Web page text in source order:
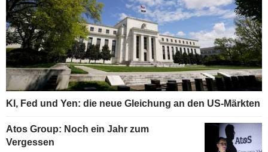
KI, Fed und Yen: die neue Gleichung an den US-Märkten
Atos Group: Noch ein Jahr zum
Vergessen